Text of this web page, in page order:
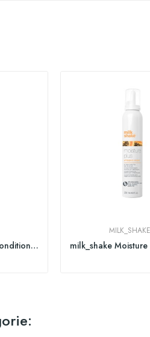
milk_shake Leave In Conditioner 350ml